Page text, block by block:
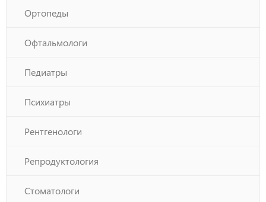
Ортопеды
Офтальмологи
Педиатры
Психиатры
Рентгенологи
Репродуктология
Стоматологи